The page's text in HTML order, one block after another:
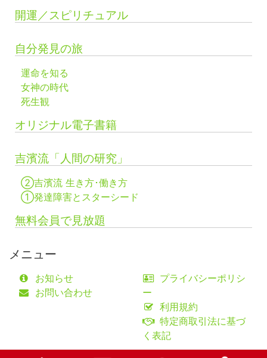
開運／スピリチュアル
自分発見の旅
運命を知る
女神の時代
死生観
オリジナル電子書籍
吉濱流「人間の研究」
②吉濱流 生き方･働き方
①発達障害とスターシード
無料会員で見放題
メニュー
お知らせ
お問い合わせ
プライバシーポリシ
ー
利用規約
特定商取引法に基づ
く表記